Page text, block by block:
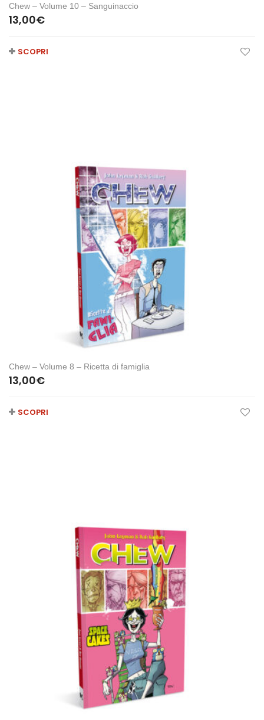
Chew – Volume 10 – Sanguinaccio
13,00€
SCOPRI
Chew – Volume 8 – Ricetta di famiglia
13,00€
SCOPRI